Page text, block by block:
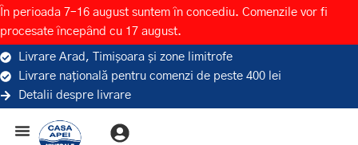
Skip
to
content
În perioada 7–16 august suntem în concediu. Comenzile vor fi
procesate începând cu 17 august.
Livrare Arad, Timișoara și zone limitrofe
Livrare națională pentru comenzi de peste 400 lei
Detalii despre livrare